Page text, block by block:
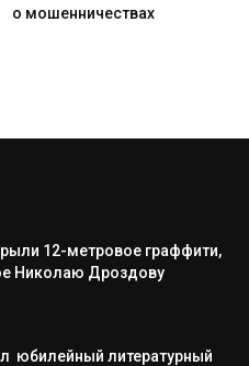
о мошенничествах
12-метровое граффити,
Николаю Дроздову
юбилейный литературный